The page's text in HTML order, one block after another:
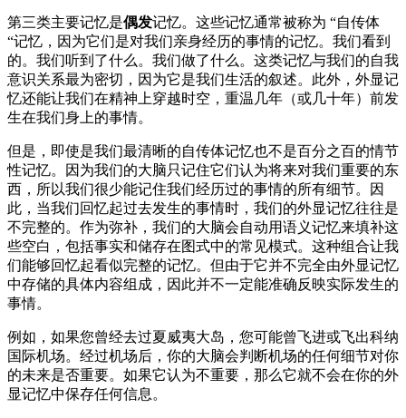
第三类主要记忆是偶发记忆。这些记忆通常被称为 “自传体
“记忆，因为它们是对我们亲身经历的事情的记忆。我们看到
的。我们听到了什么。我们做了什么。这类记忆与我们的自我
意识关系最为密切，因为它是我们生活的叙述。此外，外显记
忆还能让我们在精神上穿越时空，重温几年（或几十年）前发
生在我们身上的事情。
但是，即使是我们最清晰的自传体记忆也不是百分之百的情节
性记忆。因为我们的大脑只记住它们认为将来对我们重要的东
西，所以我们很少能记住我们经历过的事情的所有细节。因
此，当我们回忆起过去发生的事情时，我们的外显记忆往往是
不完整的。作为弥补，我们的大脑会自动用语义记忆来填补这
些空白，包括事实和储存在图式中的常见模式。这种组合让我
们能够回忆起看似完整的记忆。但由于它并不完全由外显记忆
中存储的具体内容组成，因此并不一定能准确反映实际发生的
事情。
例如，如果您曾经去过夏威夷大岛，您可能曾飞进或飞出科纳
国际机场。经过机场后，你的大脑会判断机场的任何细节对你
的未来是否重要。如果它认为不重要，那么它就不会在你的外
显记忆中保存任何信息。